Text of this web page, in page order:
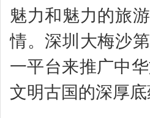
魅力和魅力的旅
情。深圳大梅沙
一平台来推广中
文明古国的深厚底